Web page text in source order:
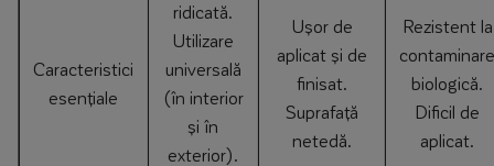
Caracteristici
esențiale
ridicată.
Utilizare
universală
(în interior
și în
exterior).
Ușor de
aplicat și de
finisat.
Suprafață
netedă.
Rezistent la
contaminare
biologică.
Dificil de
aplicat.